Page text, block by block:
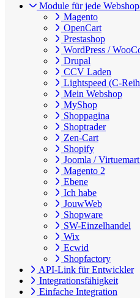
Module für jede
Magento
OpenCart
Prestashop
WordPress /
Drupal
CCV Laden
Lightspeed (C-
Mein Webshop
MyShop
Shoppagina
Shoptrader
Zen-Cart
Shopify
Joomla /
Magento 2
Ebene
Ich habe
JouwWeb
Shopware
SW-Einzelhandel
Wix
Ecwid
Shopfactory
API-Link für Entwickler
Integrationsfähigkeit
Einfache Integration